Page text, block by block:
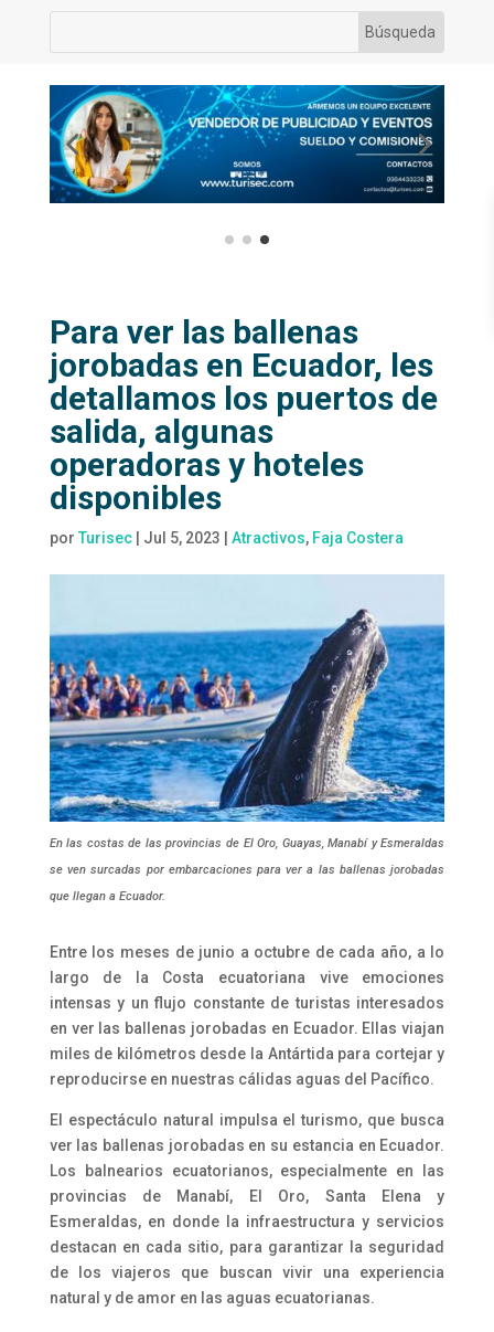
Para ver las ballenas
jorobadas en Ecuador, les
detallamos los puertos de
salida, algunas
operadoras y hoteles
disponibles
por Turisec| Jul 5, 2023 Atractivos, Faja Costera
En las costas de las provincias de El Oro, Guayas, Manabí y Esmeraldas
se ven surcadas por embarcaciones para ver a las ballenas jorobadas
que llegan a Ecuador.
Entre los meses de junio a octubre de cada año, a lo
largo de la Costa ecuatoriana vive emociones
intensas y un flujo constante de turistas interesados
en ver las ballenas jorobadas en Ecuador. Ellas viajan
miles de kilómetros desde la Antártida para cortejar y
reproducirse en nuestras cálidas aguas del Pacífico.
El espectáculo natural impulsa el turismo, que busca
ver las ballenas jorobadas en su estancia en Ecuador.
Los balnearios ecuatorianos, especialmente en las
provincias de Manabí, El Oro, Santa Elena y
Esmeraldas, en donde la infraestructura y servicios
destacan en cada sitio, para garantizar la seguridad
de los viajeros que buscan vivir una experiencia
natural y de amor en las aguas ecuatorianas.